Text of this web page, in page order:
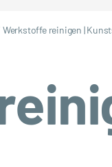
reinigen |